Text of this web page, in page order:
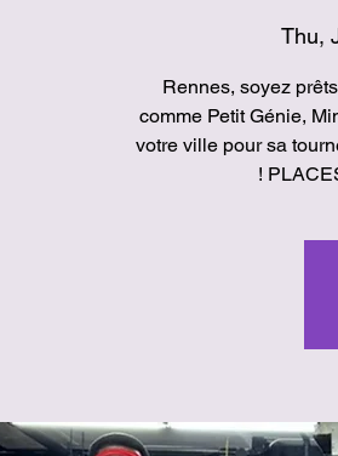
Thu,
Rennes, soyez
comme Petit Génie,
votre ville pour sa
!